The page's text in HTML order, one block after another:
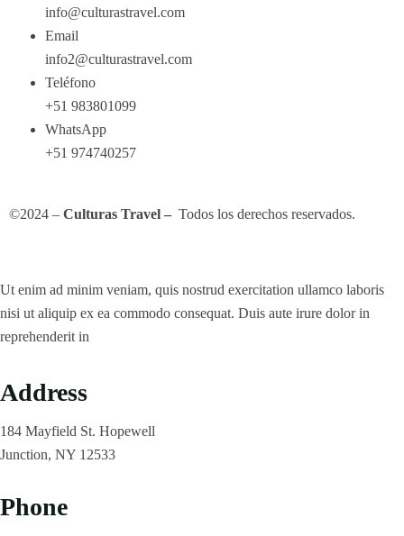
info@culturastravel.com
Email
info2@culturastravel.com
Teléfono
+51 983801099
WhatsApp
+51 974740257
©2024 – Culturas Travel – Todos los derechos reservados.
Ut enim ad minim veniam, quis nostrud exercitation ullamco laboris
nisi ut aliquip ex ea commodo consequat. Duis aute irure dolor in
reprehenderit in
Address
184 Mayfield St. Hopewell
Junction, NY 12533
Phone